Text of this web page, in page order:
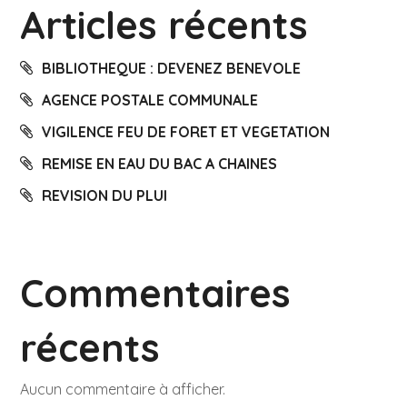
Articles récents
BIBLIOTHEQUE : DEVENEZ BENEVOLE
AGENCE POSTALE COMMUNALE
VIGILENCE FEU DE FORET ET VEGETATION
REMISE EN EAU DU BAC A CHAINES
REVISION DU PLUI
Commentaires
récents
Aucun commentaire à afficher.